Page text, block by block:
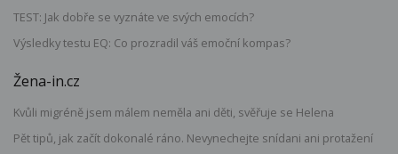
TEST: Jak dobře se vyznáte ve svých emocích?
Výsledky testu EQ: Co prozradil váš emoční kompas?
Žena-in.cz
Kvůli migréně jsem málem neměla ani děti, svěřuje se Helena
Pět tipů, jak začít dokonalé ráno. Nevynechejte snídani ani protažení